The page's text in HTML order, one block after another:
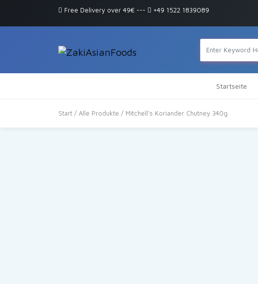
Free Delivery over 49€ --- +49 1522 1839089
Startseite
Start / Alle Produkte / Mitchell’s Koriander Chutney 340g